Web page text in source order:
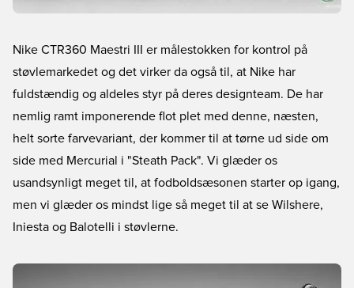
Nike CTR360 Maestri III er målestokken for kontrol på
støvlemarkedet og det virker da også til, at Nike har
fuldstændig og aldeles styr på deres designteam. De har
nemlig ramt imponerende flot plet med denne, næsten,
helt sorte farvevariant, der kommer til at tørne ud side om
side med Mercurial i "Steath Pack". Vi glæder os
usandsynligt meget til, at fodboldsæsonen starter op igang,
men vi glæder os mindst lige så meget til at se Wilshere,
Iniesta og Balotelli i støvlerne.